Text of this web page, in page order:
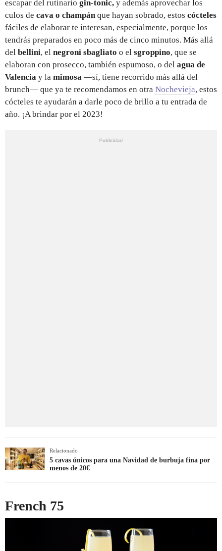
escapar del rutinario gin-tonic, y además aprovechar los
culos de cava o champánque hayan sobrado, estos cócteles
fáciles de elaborar te interesan, especialmente, porque los
tendrás preparados en poco más de cinco minutos. Más allá
del bellini, el negroni sbagliato o el sgroppino, que se
elaboran con prosecco, también espumoso, o del agua de
Valencia y la mimosa —sí, tiene recorrido más allá del
brunch— que ya te recomendamos en otra Nochevieja, estos
cócteles te ayudarán a darle poco de brillo a tu entrada de
año. ¡A brindar por el 2023!
Relacionado
5 cavas únicos para una Navidad de burbuja fina por
menos de 20€
French 75